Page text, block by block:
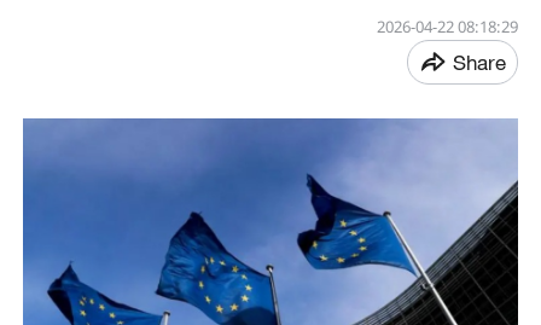
08:18:29 2026-04-22
Share